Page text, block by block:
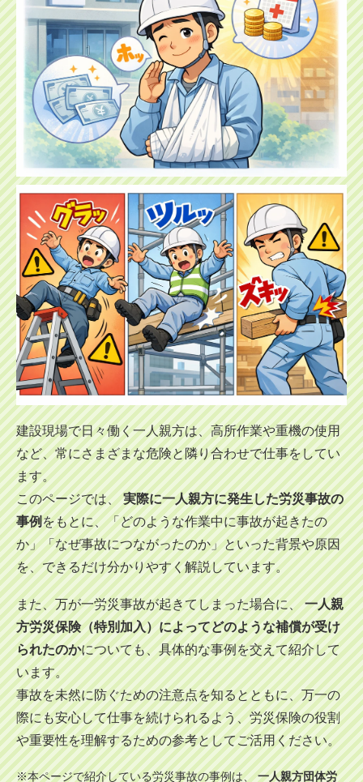
建設現場で日々働く一人親方は、高所作業や重機の使用
など、常にさまざまな危険と隣り合わせで仕事をしてい
ます。
このページでは、実際に一人親方に発生した労災事故の
事例をもとに、「どのような作業中に事故が起きたの
か」「なぜ事故につながったのか」といった背景や原因
を、できるだけ分かりやすく解説しています。
また、万が一労災事故が起きてしまった場合に、一人親
方労災保険（特別加入）によってどのような補償が受け
られたのかについても、具体的な事例を交えて紹介して
います。
事故を未然に防ぐための注意点を知るとともに、万一の
際にも安心して仕事を続けられるよう、労災保険の役割
や重要性を理解するための参考としてご活用ください。
※本ページで紹介している労災事故の事例は、一人親方団体労